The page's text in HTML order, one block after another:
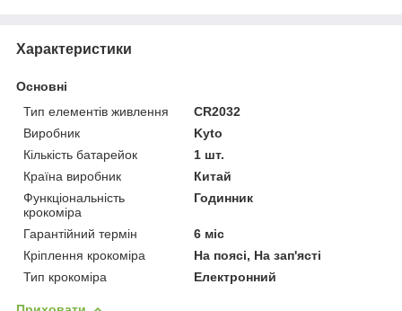
Характеристики
Основні
Тип елементів живлення
CR2032
Виробник
Kyto
Кількість батарейок
1 шт.
Країна виробник
Китай
Функціональність
крокоміра
Годинник
Гарантійний термін
6 міс
Кріплення крокоміра
На поясі, На зап'ясті
Тип крокоміра
Електронний